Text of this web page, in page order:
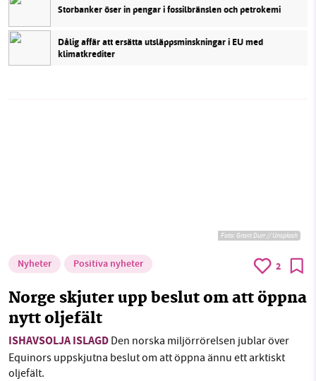
Storbanker öser in pengar i fossilbränslen och petrokemi
Dålig affär att ersätta utsläppsminskningar i EU med
klimatkrediter
Foto: Grant Durr // Unsplash
Nyheter Positiva nyheter 2
Norge skjuter upp beslut om att öppna
nytt oljefält
ISHAVSOLJA ISLAGD Den norska miljörrörelsen jublar över
Equinors uppskjutna beslut om att öppna ännu ett arktiskt
oljefält.